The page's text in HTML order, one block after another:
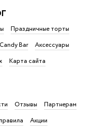
Праздничные торты
Candy Bar
Аксессуары
Карта сайта
Отзывы
Партнерам
Акции